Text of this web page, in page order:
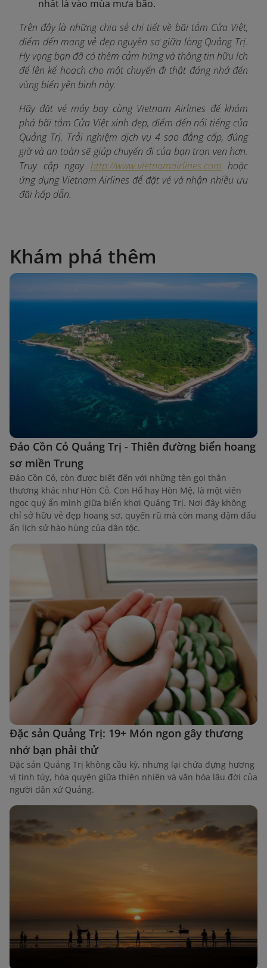
nhất là vào mùa mưa bão.
Trên đây là những chia sẻ chi tiết về bãi tắm Cửa Việt,
điểm đến mang vẻ đẹp nguyên sơ giữa lòng Quảng Trị.
Hy vọng bạn đã có thêm cảm hứng và thông tin hữu ích
để lên kế hoạch cho một chuyến đi thật đáng nhớ đến
vùng biển yên bình này.
Hãy đặt vé máy bay cùng Vietnam Airlines để khám
phá bãi tắm Cửa Việt xinh đẹp, điểm đến nổi tiếng của
Quảng Trị. Trải nghiệm dịch vụ 4 sao đẳng cấp, đúng
giờ và an toàn sẽ giúp chuyến đi của bạn trọn vẹn hơn.
Truy cập ngay http://www.vietnamairlines.com hoặc
ứng dụng Vietnam Airlines để đặt vé và nhận nhiều ưu
đãi hấp dẫn.
Khám phá thêm
Đảo Cồn Cỏ Quảng Trị - Thiên đường biển hoang
sơ miền Trung
Đảo Cồn Cỏ, còn được biết đến với những tên gọi thân
thương khác như Hòn Cỏ, Con Hổ hay Hòn Mệ, là một viên
ngọc quý ẩn mình giữa biển khơi Quảng Trị. Nơi đây không
chỉ sở hữu vẻ đẹp hoang sơ, quyến rũ mà còn mang đậm dấu
ấn lịch sử hào hùng của dân tộc.
Đặc sản Quảng Trị: 19+ Món ngon gây thương
nhớ bạn phải thử
Đặc sản Quảng Trị không cầu kỳ, nhưng lại chứa đựng hương
vị tinh túy, hòa quyện giữa thiên nhiên và văn hóa lâu đời của
người dân xứ Quảng.